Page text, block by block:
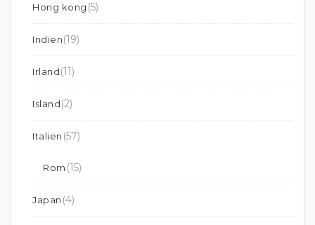
Hong kong (5)
Indien(19)
Irland(11)
Island(2)
Italien (57)
Rom (15)
Japan (4)